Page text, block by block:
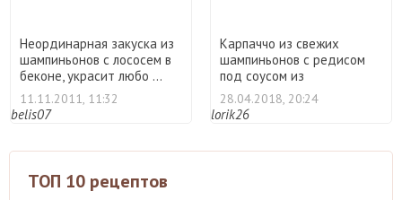
Неординарная закуска из
шампиньонов с лососем в
беконе, украсит любо ...
11.11.2011, 11:32
belis07
Карпаччо из свежих
шампиньонов с редисом
под соусом из
бальзамическо ...
28.04.2018, 20:24
lorik26
ТОП 10 рецептов